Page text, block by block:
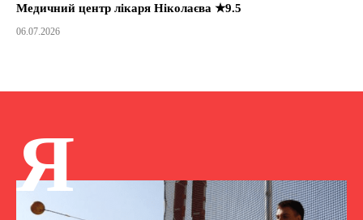
Медичний центр лікаря Ніколаєва ★9.5
06.07.2026
Я